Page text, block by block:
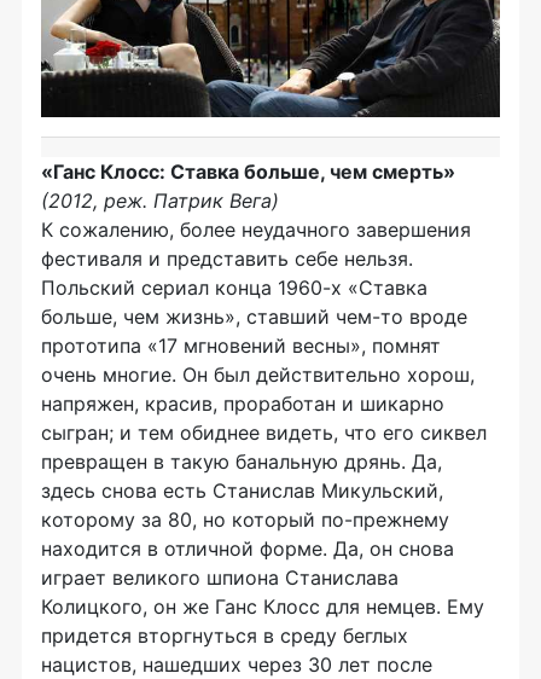
«Ганс Клосс: Ставка больше, чем смерть»
(2012, реж. Патрик Вега)
К сожалению, более неудачного завершения
фестиваля и представить себе нельзя.
Польский сериал конца 1960-х «Ставка
больше, чем жизнь», ставший чем-то вроде
прототипа «17 мгновений весны», помнят
очень многие. Он был действительно хорош,
напряжен, красив, проработан и шикарно
сыгран; и тем обиднее видеть, что его сиквел
превращен в такую банальную дрянь. Да,
здесь снова есть Станислав Микульский,
которому за 80, но который по-прежнему
находится в отличной форме. Да, он снова
играет великого шпиона Станислава
Колицкого, он же Ганс Клосс для немцев. Ему
придется вторгнуться в среду беглых
нацистов, нашедших через 30 лет после